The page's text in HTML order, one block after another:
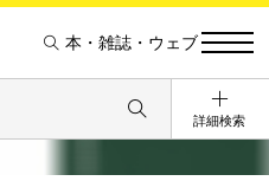
本・雑誌・ウェブ
詳細検索